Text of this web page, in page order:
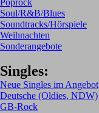
Poprock
Soul/R&B/Blues
Soundtracks/Hörspiele
Weihnachten
Sonderangebote
Singles:
Neue Singles im Angebot
Deutsche (Oldies, NDW)
GB-Rock